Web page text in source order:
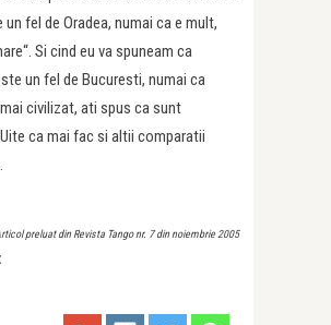
un fel de Oradea, numai ca e mult,
Si cind eu va spuneam ca
un fel de Bucuresti, numai ca
civilizat, ati spus ca sunt
ca mai fac si altii comparatii
preluat din Revista Tango nr. 7 din noiembrie 2005